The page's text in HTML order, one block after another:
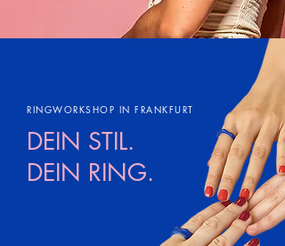
DEIN STIL.
DEIN RING.
RINGWORKSHOP IN FRANKFURT